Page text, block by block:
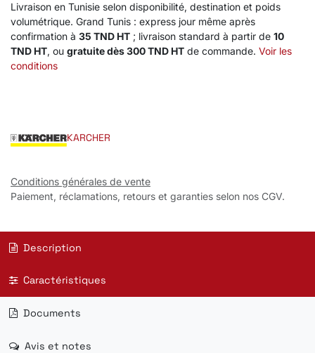
Livraison en Tunisie selon disponibilité, destination et poids
volumétrique. Grand Tunis : express jour même après
confirmation à 35 TND HT ; livraison standard à partir de 10
TND HT, ou gratuite dès 300 TND HT de commande. Voir les
conditions
KARCHER
Conditions générales de vente
Paiement, réclamations, retours et garanties selon nos CGV.
Description
Caractéristiques
Documents
Avis et notes